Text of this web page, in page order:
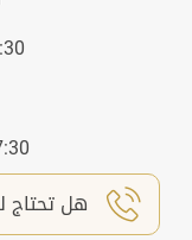
7:30 صباحاً
7:30 صباحاً -
هل تحتاج